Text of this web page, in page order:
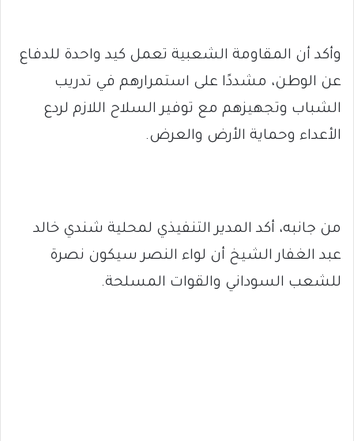
وأكد أن المقاومة الشعبية تعمل كيد واحدة للدفاع
عن الوطن، مشددًا على استمرارهم في تدريب
الشباب وتجهيزهم مع توفير السلاح اللازم لردع
الأعداء وحماية الأرض والعرض.
من جانبه، أكد المدير التنفيذي لمحلية شندي خالد
عبد الغفار الشيخ أن لواء النصر سيكون نصرة
للشعب السوداني والقوات المسلحة.